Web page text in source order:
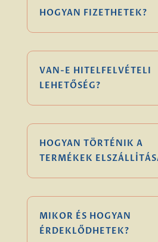
HOGYAN FIZETHETEK?
VAN-E HITELFELVÉTELI
LEHETŐSÉG?
HOGYAN TÖRTÉNIK A
TERMÉKEK
MIKOR ÉS HOGYAN
ÉRDEKLŐDHETEK?